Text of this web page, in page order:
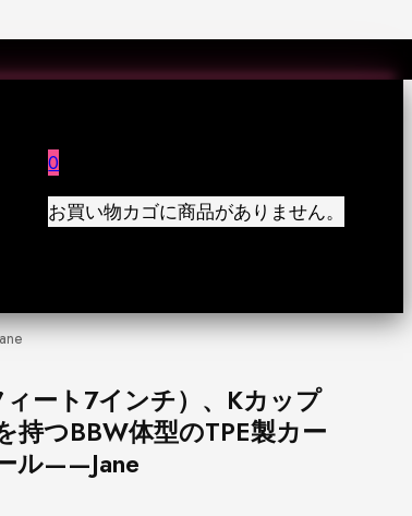
0
お買い物カゴに商品がありません。
ート7インチ）、Kカップ
持つBBW体型のTPE製カー
ル——Jane